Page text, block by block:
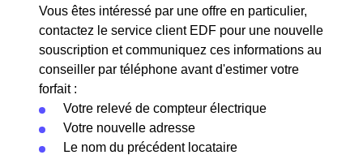
Vous êtes intéressé par une offre en particulier,
contactez le service client EDF pour une nouvelle
souscription et communiquez ces informations au
conseiller par téléphone avant d'estimer votre
forfait :
Votre relevé de compteur électrique
Votre nouvelle adresse
Le nom du précédent locataire